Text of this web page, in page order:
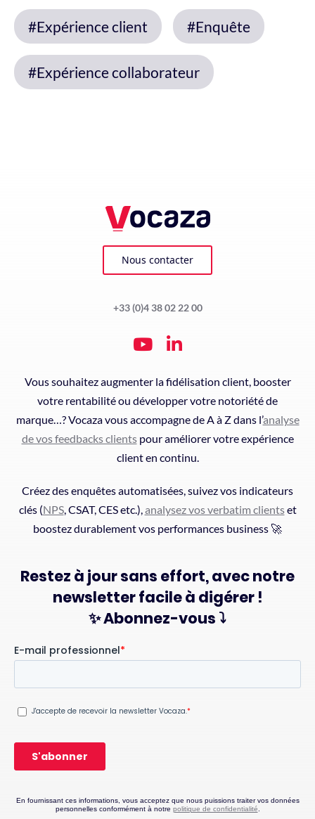
#Expérience client #Enquête
#Expérience collaborateur
Nous contacter
+33 (0)4 38 02 22 00
Vous souhaitez augmenter la fidélisation client, booster
votre rentabilité ou développer votre notoriété de
marque…? Vocaza vous accompagne de A à Z dans l’analyse
de vos feedbacks clientspour améliorer votre expérience
client en continu.
Créez des enquêtes automatisées, suivez vos indicateurs
clés (NPS, CSAT, CES etc.),analysez vos verbatim clientset
boostez durablement vos performances business 🚀
Restez à jour sans effort, avec notre
newsletter facile à digérer !
✨ Abonnez-vous ⤵️
En fournissant ces informations, vous acceptez que nous puissions traiter vos données
personnelles conformément à notre politique de confidentialité.